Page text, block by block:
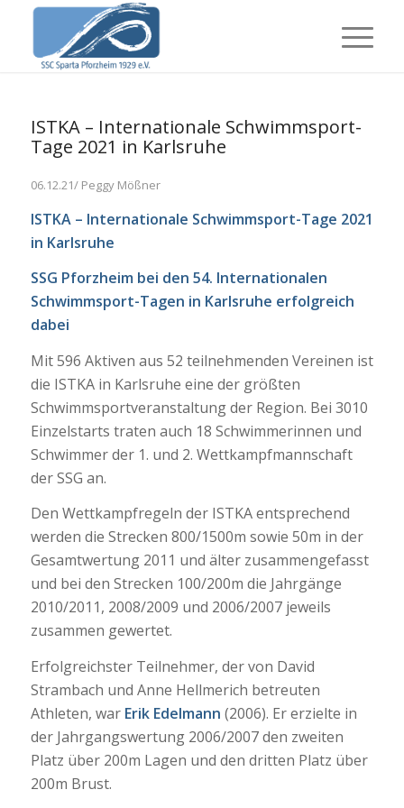
ISTKA – Internationale Schwimmsport-
Tage 2021 in Karlsruhe
06.12.21/ Peggy Mößner
ISTKA – Internationale Schwimmsport-Tage 2021
in Karlsruhe
SSG Pforzheim bei den 54. Internationalen
Schwimmsport-Tagen in Karlsruhe erfolgreich
dabei
Mit 596 Aktiven aus 52 teilnehmenden Vereinen ist
die ISTKA in Karlsruhe eine der größten
Schwimmsportveranstaltung der Region. Bei 3010
Einzelstarts traten auch 18 Schwimmerinnen und
Schwimmer der 1. und 2. Wettkampfmannschaft
der SSG an.
Den Wettkampfregeln der ISTKA entsprechend
werden die Strecken 800/1500m sowie 50m in der
Gesamtwertung 2011 und älter zusammengefasst
und bei den Strecken 100/200m die Jahrgänge
2010/2011, 2008/2009 und 2006/2007 jeweils
zusammen gewertet.
Erfolgreichster Teilnehmer, der von David
Strambach und Anne Hellmerich betreuten
Athleten, war Erik Edelmann (2006). Er erzielte in
der Jahrgangswertung 2006/2007 den zweiten
Platz über 200m Lagen und den dritten Platz über
200m Brust.